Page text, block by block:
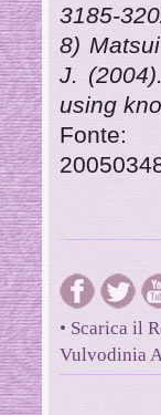
3185-
8)
J.
using
• Scarica il
Vulvodinia